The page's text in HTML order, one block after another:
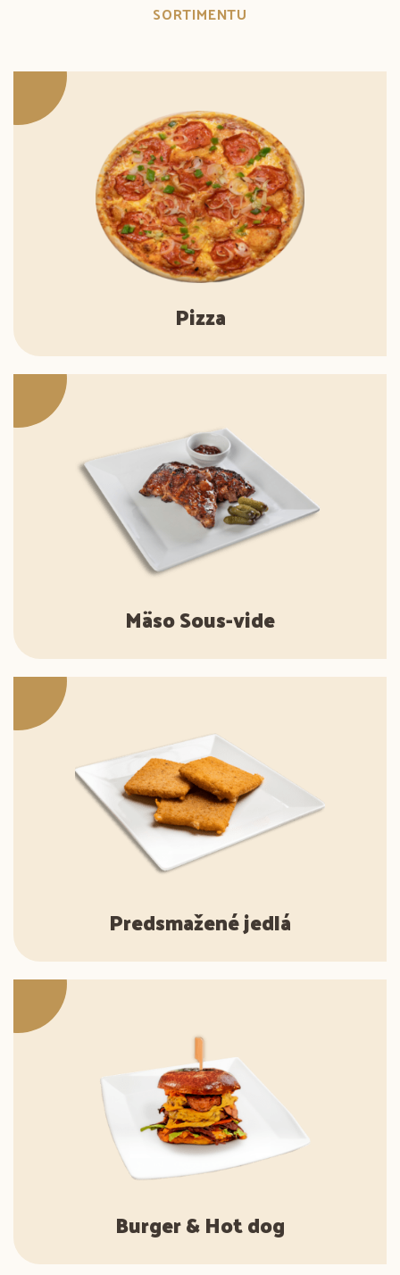
SORTIMENTU
Pizza
Mäso Sous-vide
Predsmažené jedlá
Burger & Hot dog